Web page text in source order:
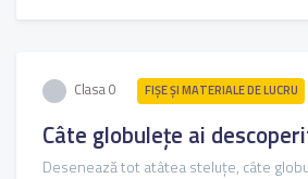
Clasa 0 FIŞE ŞI MATERIALE DE LUCRU
Câte globulețe ai
Desenează tot atâtea steluțe, câte